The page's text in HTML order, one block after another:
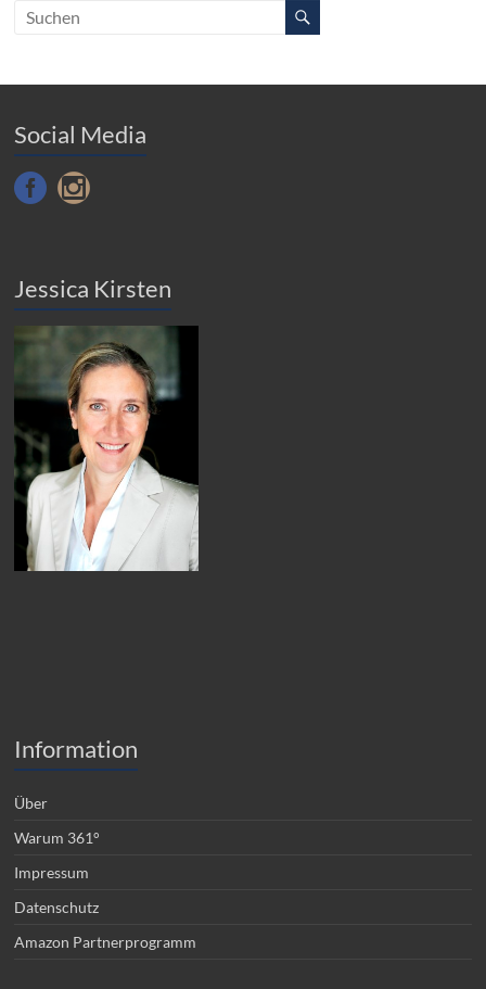
Social Media
Jessica Kirsten
Information
Über
Warum 361°
Impressum
Datenschutz
Amazon Partnerprogramm